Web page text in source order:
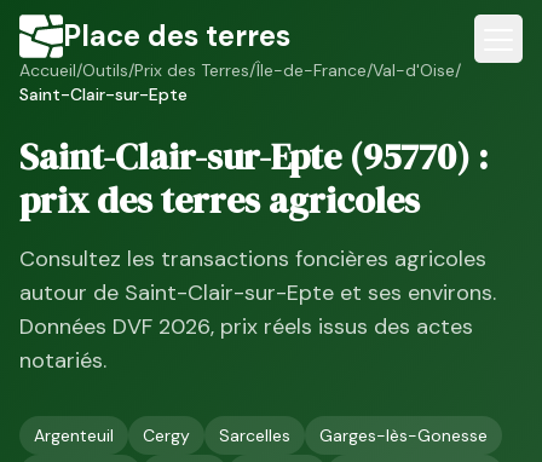
Place des terres
Accueil/Outils/Prix des Terres/Île-de-France/Val-d'Oise/
Saint-Clair-sur-Epte
Saint-Clair-sur-Epte(95770) :
prix des terres agricoles
Consultez les transactions foncières agricoles
autour de Saint-Clair-sur-Epte et ses environs.
Données DVF 2026, prix réels issus des actes
notariés.
Argenteuil Cergy Sarcelles
Garges-lès-Gonesse